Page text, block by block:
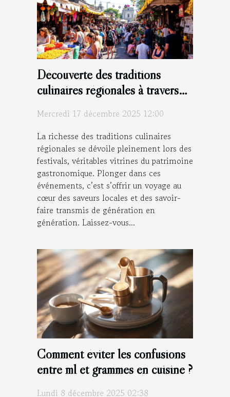
Découverte des traditions
culinaires régionales à travers
Mercredi 17 décembre 2025 12:00
La richesse des traditions culinaires
régionales se dévoile pleinement lors des
festivals, véritables vitrines du patrimoine
gastronomique. Plonger dans ces
événements, c’est s’offrir un voyage au
cœur des saveurs locales et des savoir-
faire transmis de génération en
génération. Laissez-vous...
Comment éviter les confusions
entre ml et grammes en cuisine ?
Lundi 8 décembre 2025 02:38